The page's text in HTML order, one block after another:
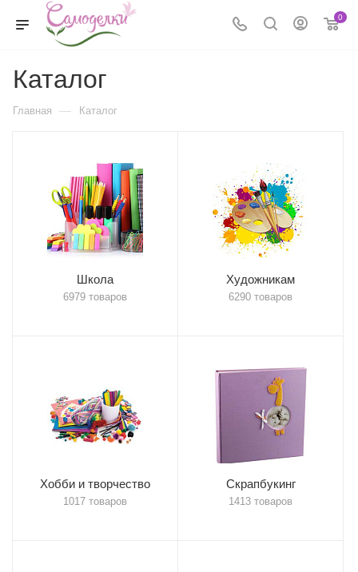
0
Каталог
Главная — Каталог
Школа
6979 товаров
Художникам
6290 товаров
Хобби и творчество
1017 товаров
Скрапбукинг
1413 товаров